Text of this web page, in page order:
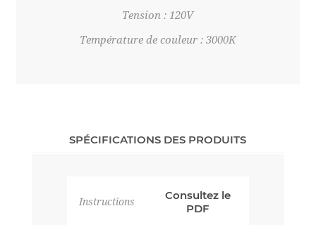
Tension : 120V
Température de couleur : 3000K
SPÉCIFICATIONS DES PRODUITS
Instructions
Consultez le
PDF